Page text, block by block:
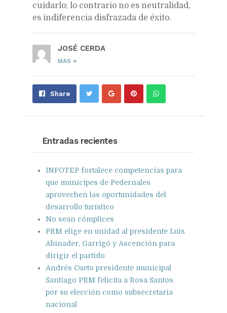
cuidarlo; lo contrario no es neutralidad,
es indiferencia disfrazada de éxito.
JOSÉ CERDA
MAS »
Share Share Pin Send
Entradas recientes
INFOTEP fortalece competencias para
que munícipes de Pedernales
aprovechen las oportunidades del
desarrollo turístico
No sean cómplices
PRM elige en unidad al presidente Luis
Abinader, Garrigó y Ascención para
dirigir el partido
Andrés Cueto presidente municipal
Santiago PRM felicita a Rosa Santos
por su elección como subsecretaria
nacional